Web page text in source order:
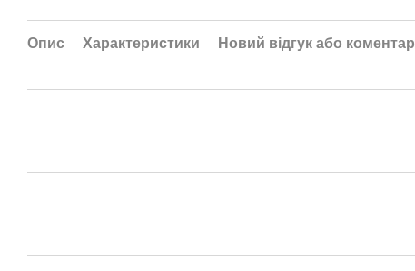
Опис Характеристики Новий відгук або коментар